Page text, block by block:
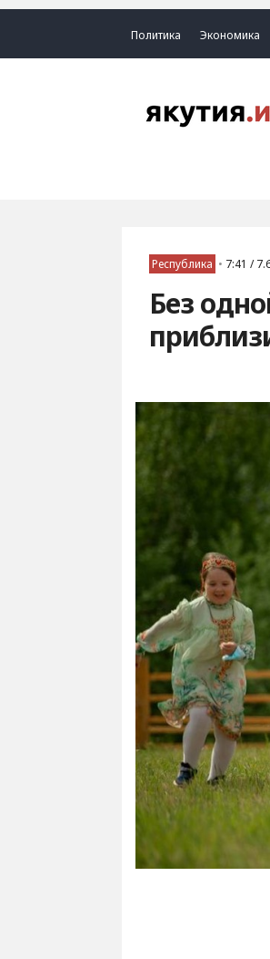
Политика Экономика
Республика • 7:41 /
Без